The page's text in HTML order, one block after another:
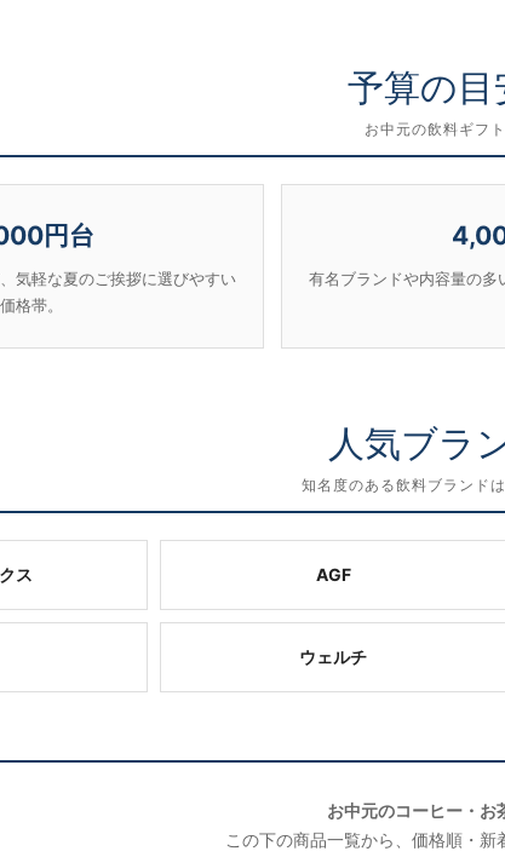
予算の
お中元の飲料ギフ
円台
気軽な夏のご挨拶に選びやすい
価格帯。
有名ブランドや内容量の多
人気ブラ
知名度のある飲料ブランド
ス AGF
ウェルチ
お中元のコーヒー・お
この下の商品一覧から、価格順・新